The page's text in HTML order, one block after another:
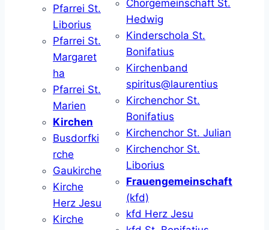
Pfarrei St.
Liborius
Pfarrei St.
Margaret
ha
Pfarrei St.
Marien
Kirchen
Busdorfki
rche
Gaukirche
Kirche
Herz Jesu
Kirche
Chorgemeinschaft St.
Hedwig
Kinderschola St.
Bonifatius
Kirchenband
spiritus@laurentius
Kirchenchor St.
Bonifatius
Kirchenchor St. Julian
Kirchenchor St.
Liborius
Frauengemeinschaft
(kfd)
kfd Herz Jesu